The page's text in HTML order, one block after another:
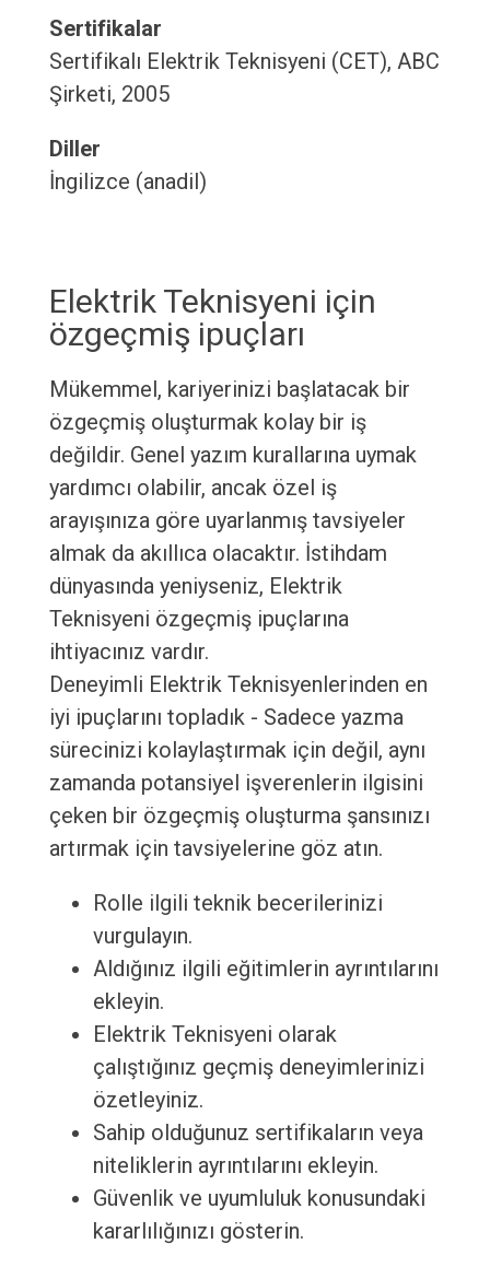
Sertifikalar
Sertifikalı Elektrik Teknisyeni (CET), ABC
Şirketi, 2005
Diller
İngilizce (anadil)
Elektrik Teknisyeni için
özgeçmiş ipuçları
Mükemmel, kariyerinizi başlatacak bir
özgeçmiş oluşturmak kolay bir iş
değildir. Genel yazım kurallarına uymak
yardımcı olabilir, ancak özel iş
arayışınıza göre uyarlanmış tavsiyeler
almak da akıllıca olacaktır. İstihdam
dünyasında yeniyseniz, Elektrik
Teknisyeni özgeçmiş ipuçlarına
ihtiyacınız vardır.
Deneyimli Elektrik Teknisyenlerinden en
iyi ipuçlarını topladık - Sadece yazma
sürecinizi kolaylaştırmak için değil, aynı
zamanda potansiyel işverenlerin ilgisini
çeken bir özgeçmiş oluşturma şansınızı
artırmak için tavsiyelerine göz atın.
Rolle ilgili teknik becerilerinizi
vurgulayın.
Aldığınız ilgili eğitimlerin ayrıntılarını
ekleyin.
Elektrik Teknisyeni olarak
çalıştığınız geçmiş deneyimlerinizi
özetleyiniz.
Sahip olduğunuz sertifikaların veya
niteliklerin ayrıntılarını ekleyin.
Güvenlik ve uyumluluk konusundaki
kararlılığınızı gösterin.